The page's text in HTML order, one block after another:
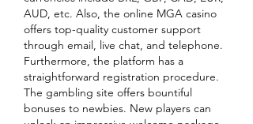
AUD, etc. Also, the online MGA casino
offers top-quality customer support
through email, live chat, and telephone.
Furthermore, the platform has a
straightforward registration procedure.
The gambling site offers bountiful
bonuses to newbies. New players can